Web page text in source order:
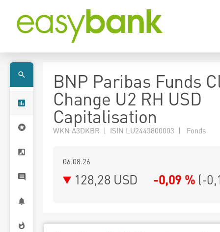
BNP Paribas Funds
Change U2 RH USD
Capitalisation
WKN A3DKBR | ISIN LU2443800003 | Fonds
06.08.26
128,28 USD -0,09 % (-